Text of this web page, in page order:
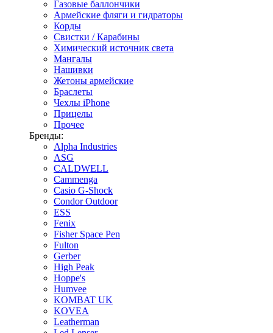
Газовые баллончики
Армейские фляги и гидраторы
Корды
Свистки / Карабины
Химический источник света
Мангалы
Нашивки
Жетоны армейские
Браслеты
Чехлы iPhone
Прицелы
Прочее
Бренды:
Alpha Industries
ASG
CALDWELL
Cammenga
Casio G-Shock
Condor Outdoor
ESS
Fenix
Fisher Space Pen
Fulton
Gerber
High Peak
Hoppe's
Humvee
KOMBAT UK
KOVEA
Leatherman